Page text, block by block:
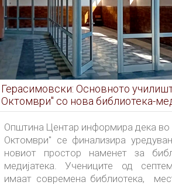
Герасимовски: Основното
Октомври" со нова библиотека-
од септември
Општина Центар информира дека во
Октомври" се финализира
новиот простор наменет за
медијатека. Учениците од
имаат современа библиотека,